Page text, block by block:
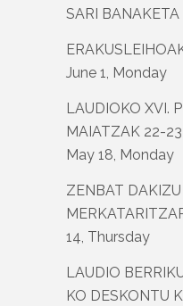
SARI BANAKETA
June 1, Monday
LAUDIOKO XVI.
MAIATZAK 22-
May 18, Monday
ZENBAT
14, Thursday
LAUDIO
KO DESKONTU